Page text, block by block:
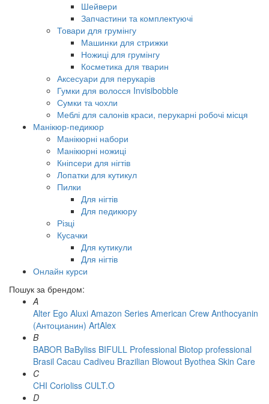
Шейвери
Запчастини та комплектуючі
Товари для грумінгу
Машинки для стрижки
Ножиці для грумінгу
Косметика для тварин
Аксесуари для перукарів
Гумки для волосся Invisibobble
Сумки та чохли
Меблі для салонів краси, перукарні робочі місця
Манікюр-педикюр
Манікюрні набори
Манікюрні ножиці
Кніпсери для нігтів
Лопатки для кутикул
Пилки
Для нігтів
Для педикюру
Різці
Кусачки
Для кутикули
Для нігтів
Онлайн курси
Пошук за брендом:
A
Alter Ego Aluxi Amazon Series American Crew Anthocyanin
(Антоцианин) ArtAlex
B
BABOR BaByliss BIFULL Professional Biotop professional
Brasil Cacau Сadiveu Brazilian Blowout Byothea Skin Care
C
CHI Corioliss CULT.O
D